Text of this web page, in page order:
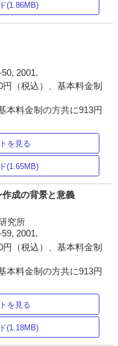
(1.86MB)
2001.
（税込）、基本料金制
本料金制の方共に913円
を見る
(1.65MB)
成の背景と意義
究所
2001.
（税込）、基本料金制
本料金制の方共に913円
を見る
(1.18MB)